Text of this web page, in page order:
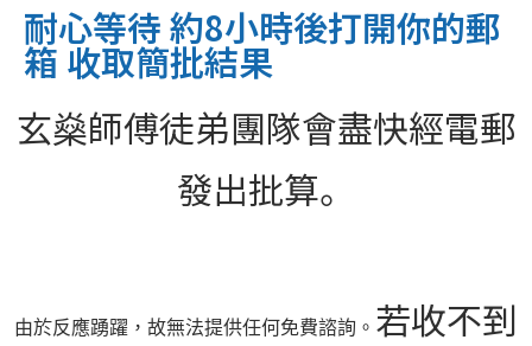
耐心等待 約8小時後打開你的郵
箱 收取簡批結果
玄燊師傅徒弟團隊會盡快經電郵
發出批算。
由於反應踴躍，故無法提供任何免費諮詢。 若收不到